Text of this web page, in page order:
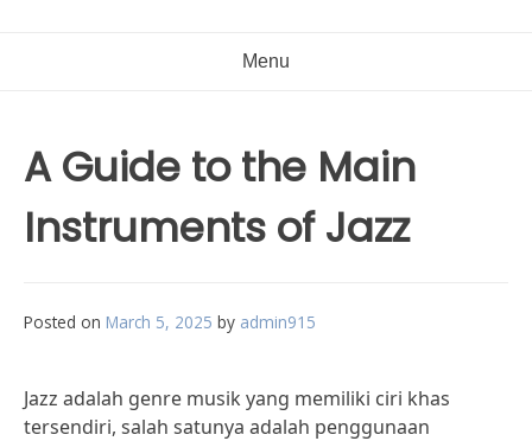
Menu
A Guide to the Main
Instruments of Jazz
Posted on March 5, 2025 by admin915
Jazz adalah genre musik yang memiliki ciri khas
tersendiri, salah satunya adalah penggunaan